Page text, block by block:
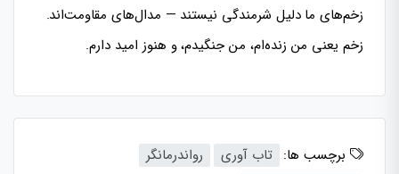
زخم‌های ما دلیل شرمندگی نیستند — مدال‌های مقاومت‌اند.
زخم یعنی من زنده‌ام، من جنگیدم، و هنوز امید دارم.
برچسب ها: تاب آوری
رواندرمانگر